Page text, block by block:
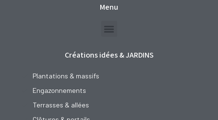
Menu
Créations idées & JARDINS
Plantations & massifs
Engazonnements
Terrasses & allées